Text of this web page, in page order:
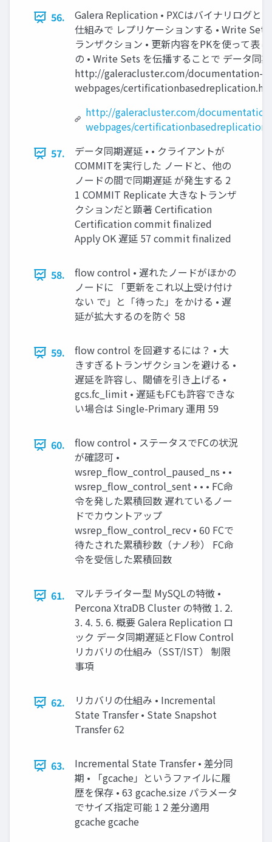
56.
Galera Replication • PXCはバイナリログと
仕組みで レプリケーションする • Write Sets
ランザクション • 更新内容をPKを使って表
の • Write Sets を伝播することで データ同
http://galeracluster.com/documentation-
webpages/
http://galeracluster.com/
webpages/
57.
データ同期遅延 • • クライアントが
COMMITを実行した ノードと、他の
ノードの間で同期遅延 が発生する 2
1 COMMIT Replicate 大きなトランザ
クションだと顕著 Certification
Certification commit finalized
Apply OK 遅延 57 commit finalized
58.
flow control • 遅れたノードがほかの
ノードに 「更新をこれ以上受け付け
ない で」と「待った」をかける • 遅
延が拡大するのを防ぐ 58
59.
flow control を回避するには？ • 大
きすぎるトランザクションを避ける •
遅延を許容し、閾値を引き上げる •
gcs.fc_limit • 遅延もFCも許容できな
い場合は Single-Primary 運用 59
60.
flow control • ステータスでFCの状況
が確認可 •
wsrep_flow_control_paused_ns • •
wsrep_flow_control_sent • • • FC命
令を発した累積回数 遅れているノー
ドでカウントアップ
wsrep_flow_control_recv • 60 FCで
待たされた累積秒数（ナノ秒） FC命
令を受信した累積回数
61.
マルチライター型 MySQLの特徴 •
Percona XtraDB Cluster の特徴 1. 2.
3. 4. 5. 6. 概要 Galera Replication ロ
ック データ同期遅延とFlow Control
リカバリの仕組み（SST/IST） 制限
事項
62.
リカバリの仕組み • Incremental
State Transfer • State Snapshot
Transfer 62
63.
Incremental State Transfer • 差分同
期 • 「gcache」というファイルに履
歴を保存 • 63 gcache.size パラメータ
でサイズ指定可能 1 2 差分適用
gcache gcache